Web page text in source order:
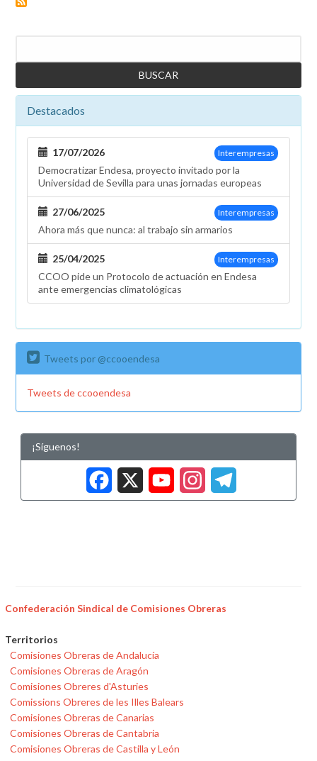
en
EDistribución
Redes
en
Barcelona
Destacados
Interempresas
17/07/2026
Democratizar Endesa, proyecto invitado por la
Universidad de Sevilla para unas jornadas europeas
Interempresas
27/06/2025
Ahora más que nunca: al trabajo sin armarios
Interempresas
25/04/2025
CCOO pide un Protocolo de actuación en Endesa
ante emergencias climatológicas
Tweets por @ccooendesa
Tweets de ccooendesa
¡Síguenos!
Facebook
X
Confederación Sindical de Comisiones Obreras
Territorios
Comisiones Obreras de Andalucía
Comisiones Obreras de Aragón
Comisiones Obreres d'Asturies
Comissions Obreres de les Illes Balears
Comisiones Obreras de Canarias
Comisiones Obreras de Cantabria
Comisiones Obreras de Castilla y León